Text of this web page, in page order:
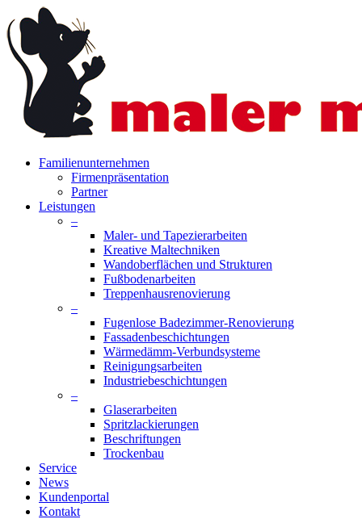
to
main
content
search
Menu
Familienunternehmen
Firmenpräsentation
Partner
Leistungen
–
Maler- und Tapezierarbeiten
Kreative Maltechniken
Wandoberflächen und Strukturen
Fußbodenarbeiten
Treppenhausrenovierung
–
Fugenlose Badezimmer-Renovierung
Fassadenbeschichtungen
Wärmedämm-Verbundsysteme
Reinigungsarbeiten
Industriebeschichtungen
–
Glaserarbeiten
Spritzlackierungen
Beschriftungen
Trockenbau
Service
News
Kundenportal
Kontakt